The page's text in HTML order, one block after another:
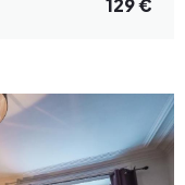
129 €